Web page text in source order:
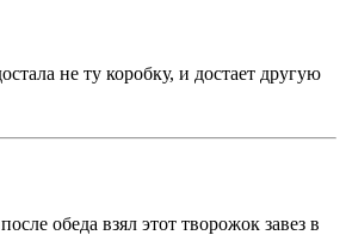
не ту коробку, и достает другую
обеда взял этот творожок завез в